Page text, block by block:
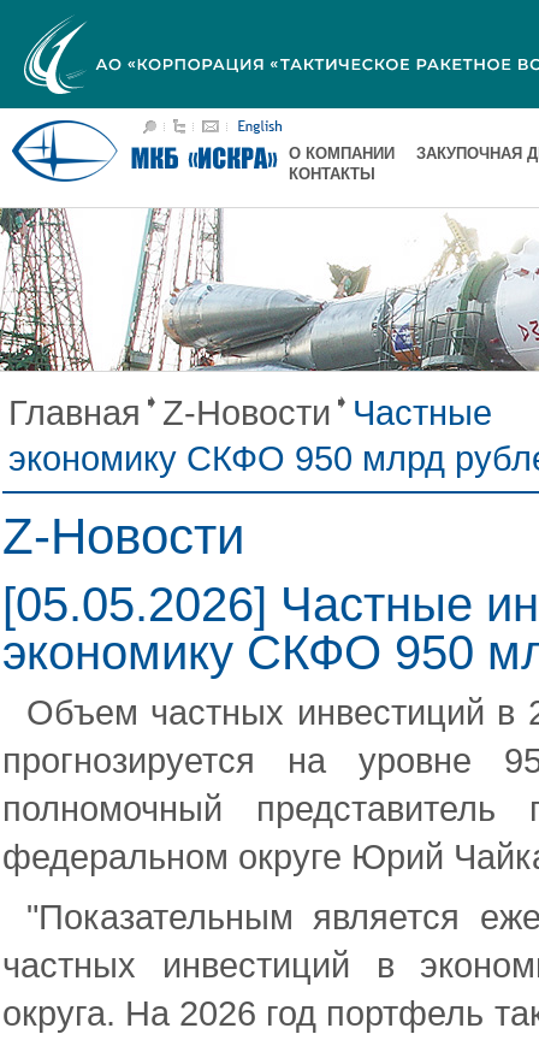
О КОМПАНИИ
ЗАКУПОЧНАЯ
КОНТАКТЫ
Главная Z-Новости
Частные
экономику СКФО 950 млрд
Z-Новости
[05.05.2026] Частные
экономику СКФО 950
Объем частных инвестиций в
прогнозируется на
полномочный
федеральном округе Юрий
"Показательным является
частных инвестиций в
округа. На 2026 год портфель